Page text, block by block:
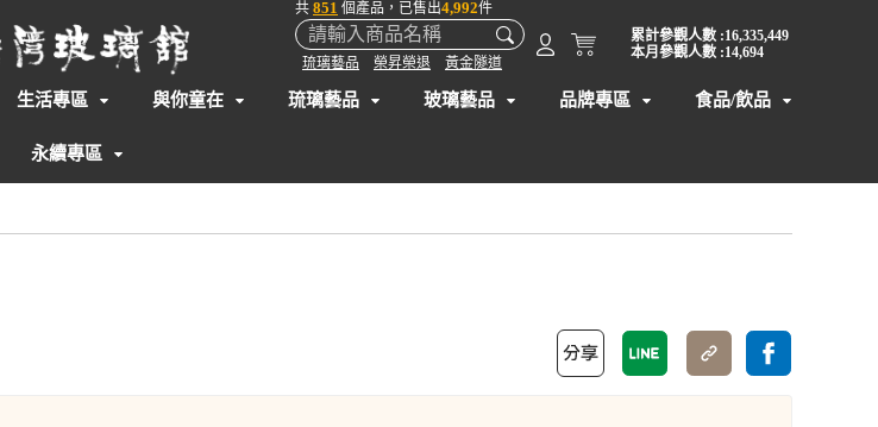
共 851 個產品，已售出4,992件
琉璃藝品 榮昇榮退 黃金隧道
累計參觀人數 :16,335,449
本月參觀人數 :14,694
生活專區 與你童在 琉璃藝品 玻璃藝品 品牌專區 食品/飲品
永續專區